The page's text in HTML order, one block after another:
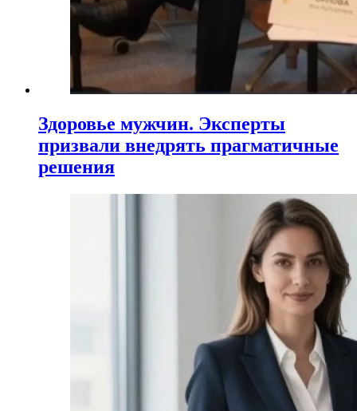
Здоровье мужчин. Эксперты
призвали внедрять прагматичные
решения